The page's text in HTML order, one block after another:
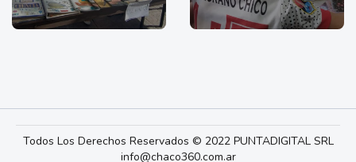
Todos Los Derechos Reservados © 2022 PUNTADIGITAL SRL
info@chaco360.com.ar